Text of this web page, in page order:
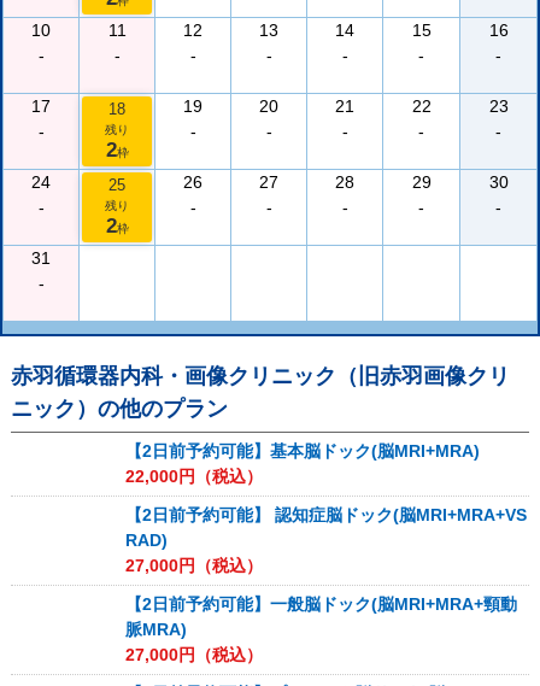
10
-
11
-
12
-
13
-
14
-
15
-
16
-
17
-
18
残り
2枠
19
-
20
-
21
-
22
-
23
-
24
-
25
残り
2枠
26
-
27
-
28
-
29
-
30
-
31
-
赤羽循環器内科・画像クリニック（旧赤羽画像クリ
ニック） の他のプラン
【2日前予約可能】基本脳ドック(脳MRI+MRA)
22,000円（税込）
【2日前予約可能】 認知症脳ドック(脳MRI+MRA+VS
RAD)
27,000円（税込）
【2日前予約可能】一般脳ドック(脳MRI+MRA+頸動
脈MRA)
27,000円（税込）